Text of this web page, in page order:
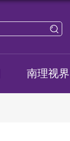
南理视界